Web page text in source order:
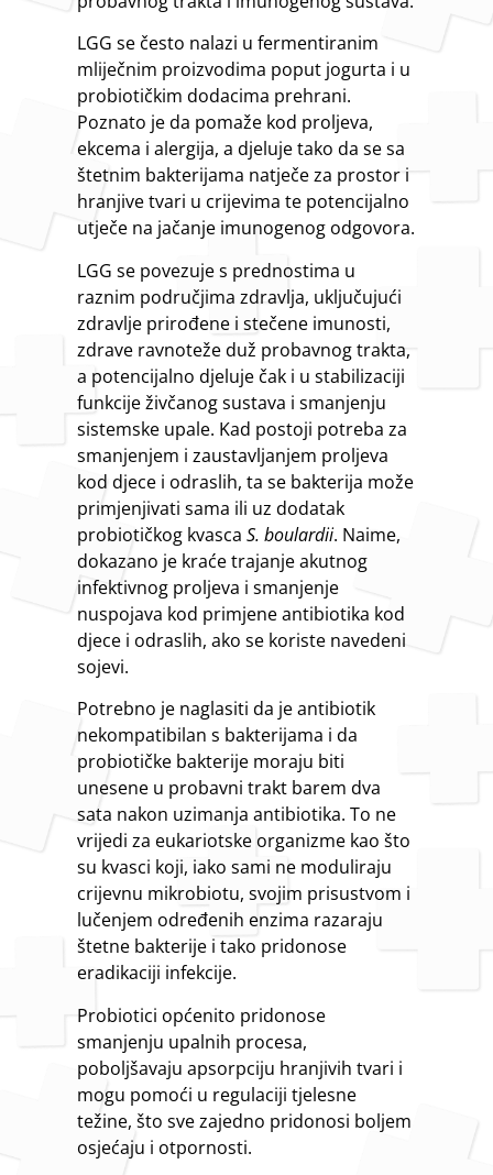
LGG se često nalazi u fermentiranim
mliječnim proizvodima poput jogurta i u
probiotičkim dodacima prehrani.
Poznato je da pomaže kod proljeva,
ekcema i alergija, a djeluje tako da se sa
štetnim bakterijama natječe za prostor i
hranjive tvari u crijevima te potencijalno
utječe na jačanje imunogenog odgovora.
LGG se povezuje s prednostima u
raznim područjima zdravlja, uključujući
zdravlje prirođene i stečene imunosti,
zdrave ravnoteže duž probavnog trakta,
a potencijalno djeluje čak i u stabilizaciji
funkcije živčanog sustava i smanjenju
sistemske upale. Kad postoji potreba za
smanjenjem i zaustavljanjem proljeva
kod djece i odraslih, ta se bakterija može
primjenjivati sama ili uz dodatak
probiotičkog kvascaS. boulardii. Naime,
dokazano je kraće trajanje akutnog
infektivnog proljeva i smanjenje
nuspojava kod primjene antibiotika kod
djece i odraslih, ako se koriste navedeni
sojevi.
Potrebno je naglasiti da je antibiotik
nekompatibilan s bakterijama i da
probiotičke bakterije moraju biti
unesene u probavni trakt barem dva
sata nakon uzimanja antibiotika. To ne
vrijedi za eukariotske organizme kao što
su kvasci koji, iako sami ne moduliraju
crijevnu mikrobiotu, svojim prisustvom i
lučenjem određenih enzima razaraju
štetne bakterije i tako pridonose
eradikaciji infekcije.
Probiotici općenito pridonose
smanjenju upalnih procesa,
poboljšavaju apsorpciju hranjivih tvari i
mogu pomoći u regulaciji tjelesne
težine, što sve zajedno pridonosi boljem
osjećaju i otpornosti.